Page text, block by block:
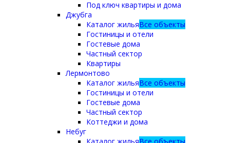
Под ключ квартиры и дома
Джубга
Каталог жильяВсе объекты
Гостиницы и отели
Гостевые дома
Частный сектор
Квартиры
Лермонтово
Каталог жильяВсе объекты
Гостиницы и отели
Гостевые дома
Частный сектор
Коттеджи и дома
Небуг